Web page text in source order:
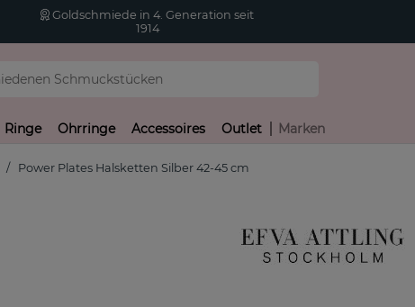
Goldschmiede in 4. Generation seit
1914
Ringe Ohrringe Accessoires Outlet Marken
Power Plates Halsketten Silber 42-45 cm